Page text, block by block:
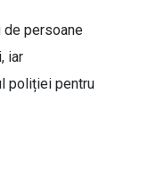
de persoane
iar
poliției pentru